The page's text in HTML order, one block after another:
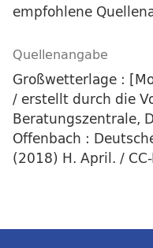
empfohlene
Quellenangabe
Großwetterlage :
/ erstellt durch die
Beratungszentrale,
Offenbach :
(2018) H. April. /